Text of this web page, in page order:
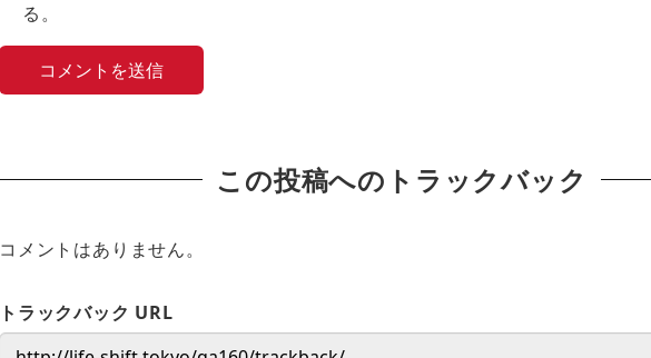
る。
この投稿へのトラックバック
コメントはありません。
トラックバック URL